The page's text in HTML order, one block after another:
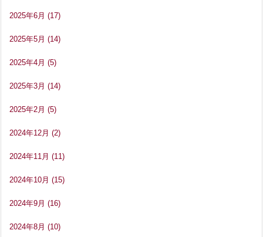
2025年6月 (17)
2025年5月 (14)
2025年4月 (5)
2025年3月 (14)
2025年2月 (5)
2024年12月 (2)
2024年11月 (11)
2024年10月 (15)
2024年9月 (16)
2024年8月 (10)